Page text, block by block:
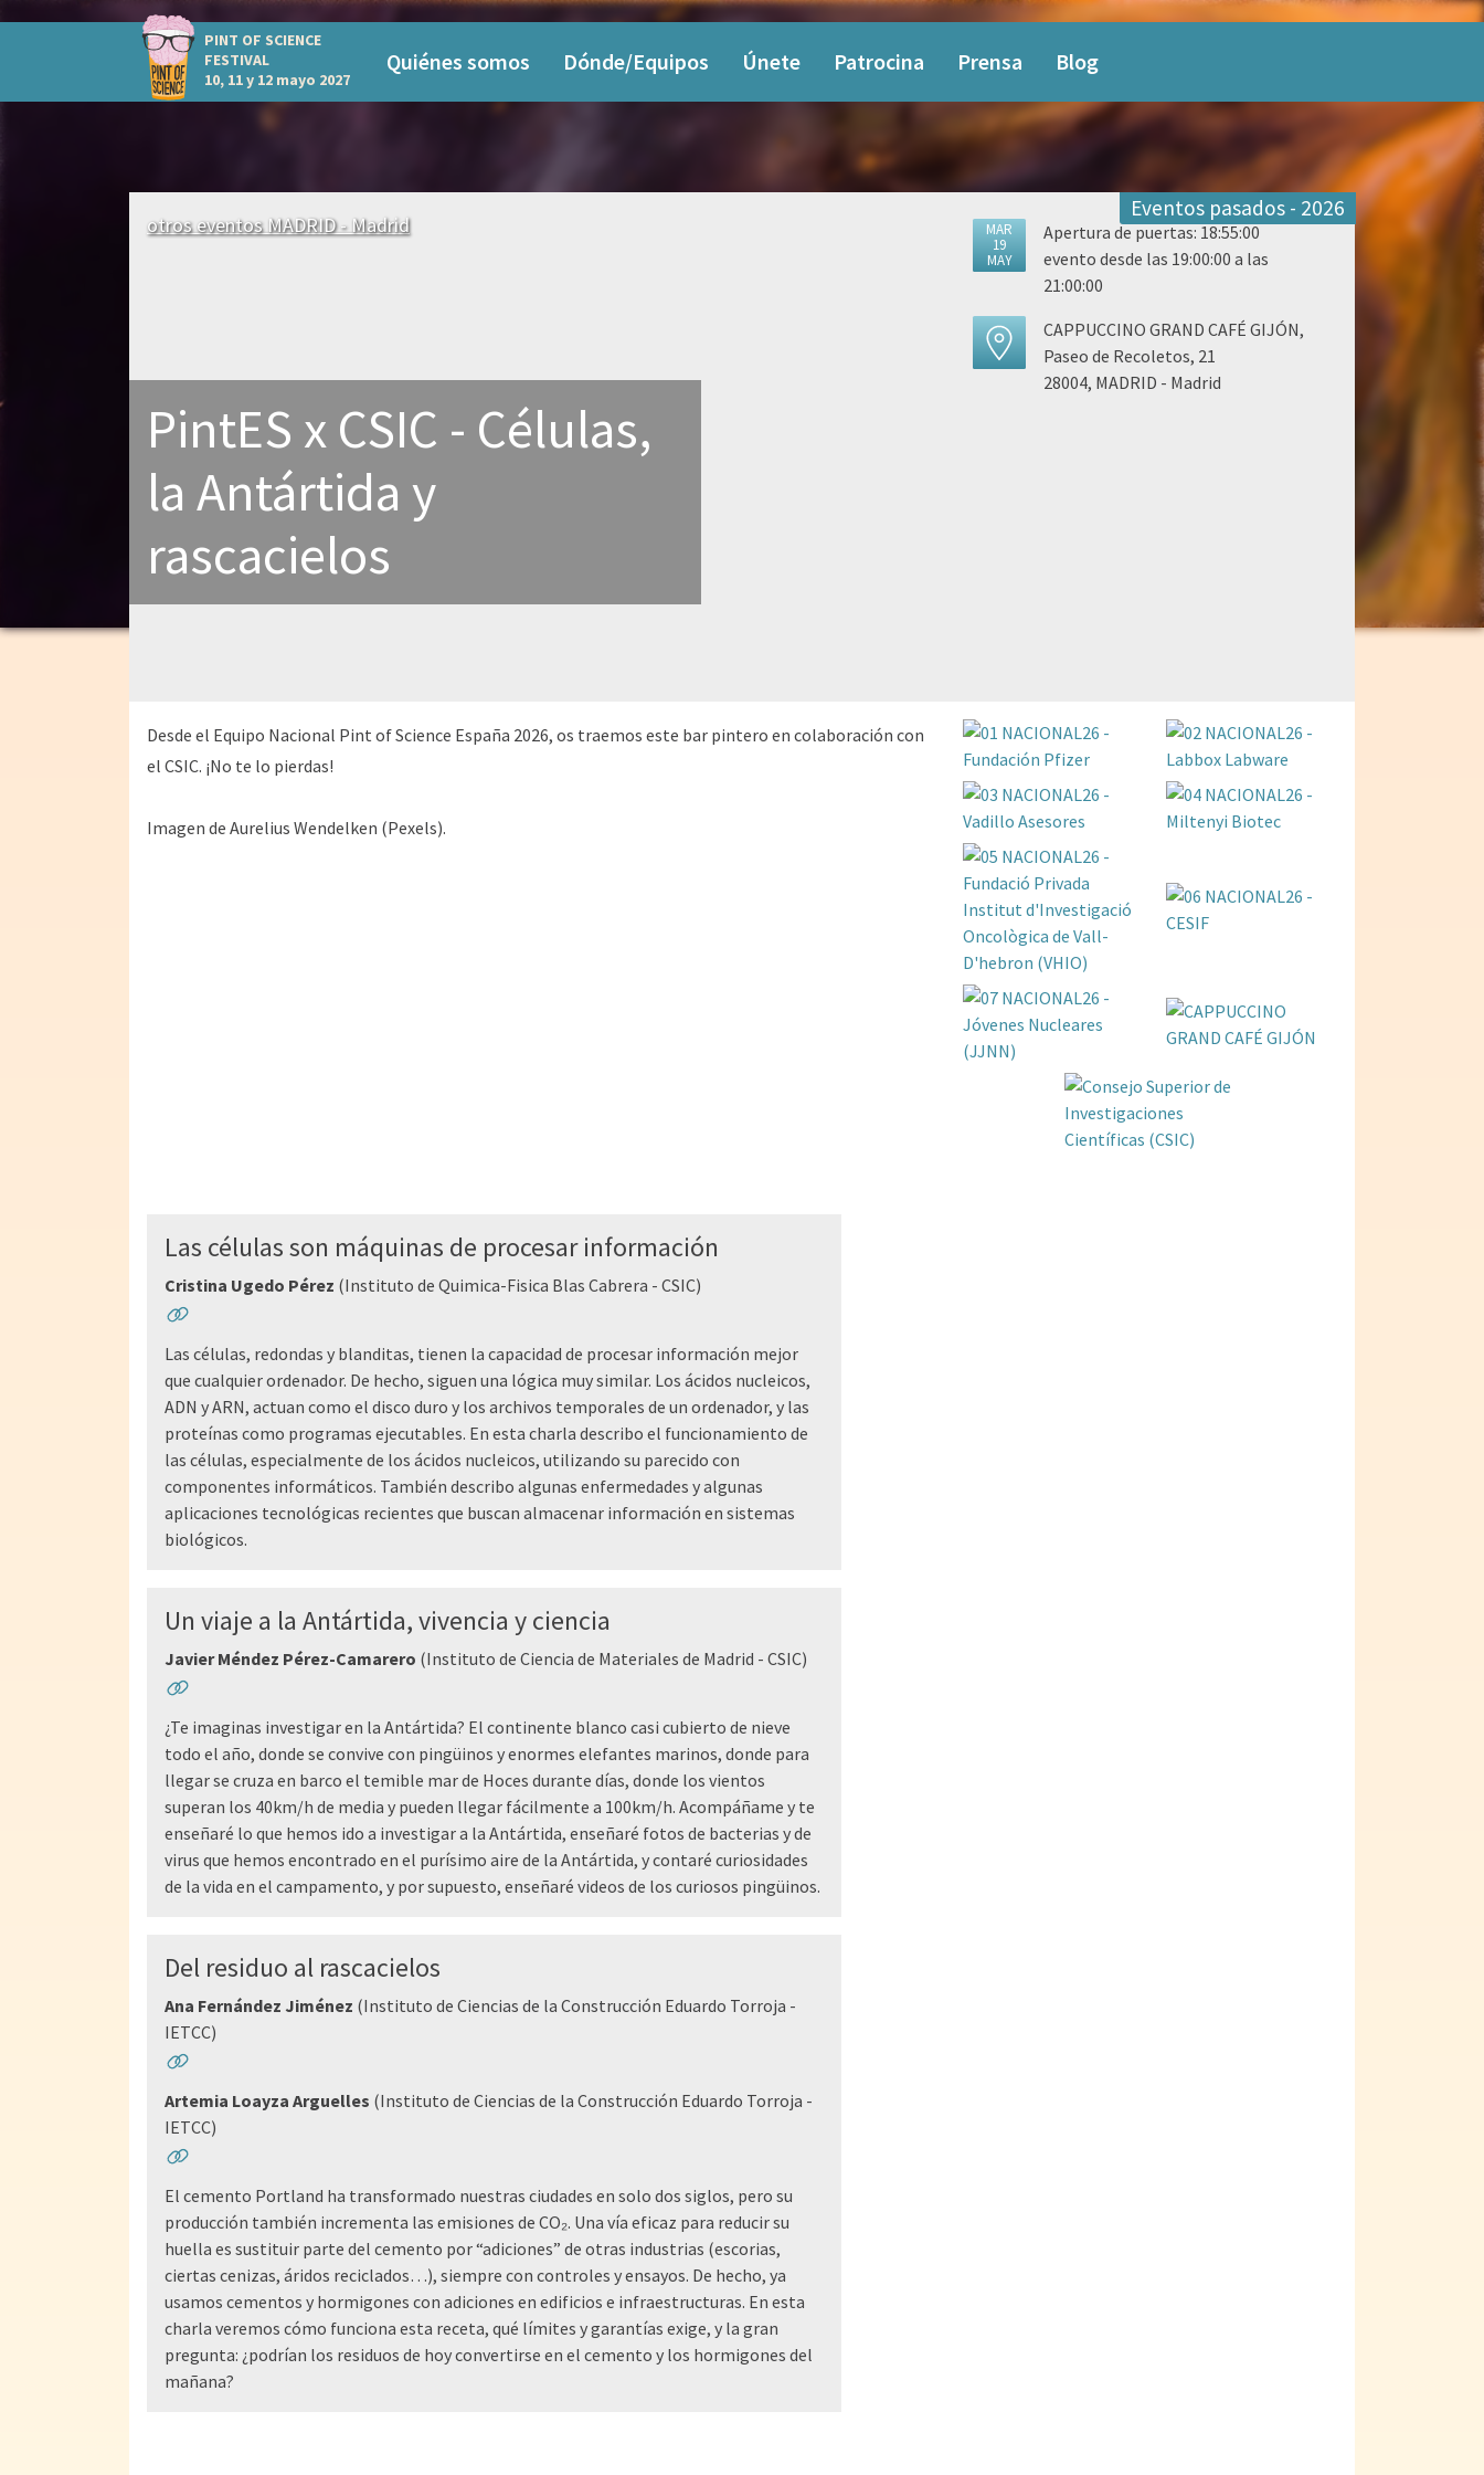
PINT OF SCIENCE
FESTIVAL
10, 11 y 12 mayo 2027
Quiénes somos Dónde/Equipos Únete Patrocina Prensa Blog
otros eventos MADRID - Madrid
PintES x CSIC - Células,
la Antártida y
rascacielos
Eventos pasados - 2026
MAR
19
MAY
Apertura de puertas: 18:55:00
evento desde las 19:00:00 a las
21:00:00
CAPPUCCINO GRAND CAFÉ GIJÓN,
Paseo de Recoletos, 21
28004, MADRID - Madrid
Desde el Equipo Nacional Pint of Science España 2026, os traemos este bar pintero en colaboración con
el CSIC. ¡No te lo pierdas!
Imagen de Aurelius Wendelken (Pexels).
Las células son máquinas de procesar información
Cristina Ugedo Pérez (Instituto de Quimica-Fisica Blas Cabrera - CSIC)
Las células, redondas y blanditas, tienen la capacidad de procesar información mejor
que cualquier ordenador. De hecho, siguen una lógica muy similar. Los ácidos nucleicos,
ADN y ARN, actuan como el disco duro y los archivos temporales de un ordenador, y las
proteínas como programas ejecutables. En esta charla describo el funcionamiento de
las células, especialmente de los ácidos nucleicos, utilizando su parecido con
componentes informáticos. También describo algunas enfermedades y algunas
aplicaciones tecnológicas recientes que buscan almacenar información en sistemas
biológicos.
Un viaje a la Antártida, vivencia y ciencia
Javier Méndez Pérez-Camarero (Instituto de Ciencia de Materiales de Madrid - CSIC)
¿Te imaginas investigar en la Antártida? El continente blanco casi cubierto de nieve
todo el año, donde se convive con pingüinos y enormes elefantes marinos, donde para
llegar se cruza en barco el temible mar de Hoces durante días, donde los vientos
superan los 40km/h de media y pueden llegar fácilmente a 100km/h. Acompáñame y te
enseñaré lo que hemos ido a investigar a la Antártida, enseñaré fotos de bacterias y de
virus que hemos encontrado en el purísimo aire de la Antártida, y contaré curiosidades
de la vida en el campamento, y por supuesto, enseñaré videos de los curiosos pingüinos.
Del residuo al rascacielos
Ana Fernández Jiménez (Instituto de Ciencias de la Construcción Eduardo Torroja -
IETCC)
Artemia Loayza Arguelles (Instituto de Ciencias de la Construcción Eduardo Torroja -
IETCC)
El cemento Portland ha transformado nuestras ciudades en solo dos siglos, pero su
producción también incrementa las emisiones de CO₂. Una vía eficaz para reducir su
huella es sustituir parte del cemento por “adiciones” de otras industrias (escorias,
ciertas cenizas, áridos reciclados…), siempre con controles y ensayos. De hecho, ya
usamos cementos y hormigones con adiciones en edificios e infraestructuras. En esta
charla veremos cómo funciona esta receta, qué límites y garantías exige, y la gran
pregunta: ¿podrían los residuos de hoy convertirse en el cemento y los hormigones del
mañana?